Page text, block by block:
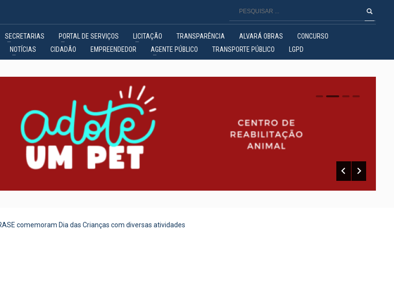
SECRETARIAS PORTAL DE SERVIÇOS LICITAÇÃO TRANSPARÊNCIA ALVARÁ OBRAS
CONCURSO
NOTÍCIAS CIDADÃO EMPREENDEDOR AGENTE PÚBLICO TRANSPORTE PÚBLICO LGPD
0 1 2
comemoram Dia das Crianças com diversas atividades